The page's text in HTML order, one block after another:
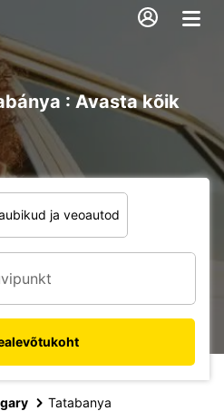
: Avasta kõik
ja veoautod
Tatabanya